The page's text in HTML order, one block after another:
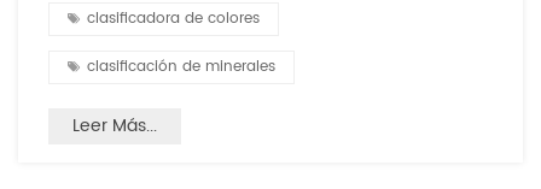
de polvo se puede utilizar en diversas industrias, como el
clasificadora de colores
clasificación de minerales
Leer Más...